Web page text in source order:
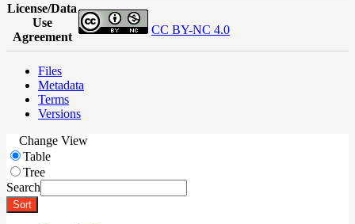
License/Data
Use
Agreement
CC BY-NC 4.0
Files
Metadata
Terms
Versions
Change View
Table
Tree
Search
Sort